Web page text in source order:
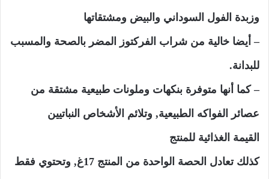
وزبدة الفول السوداني والبيض ومشتقاتها
– أيضا خالية من شراب الفركتوز المضر بالصحة والمسبب
للبدانة.
– كما أنها متوفرة بنكهات وملونات طبيعية مشتقة من
عصائر الفواكه الطبيعية, وتلائم الأشخاص النباتيين
القيمة الغذائية للمنتج
كذلك تعادل الحصة الواحدة من المنتج 17غ, وتحتوي فقط